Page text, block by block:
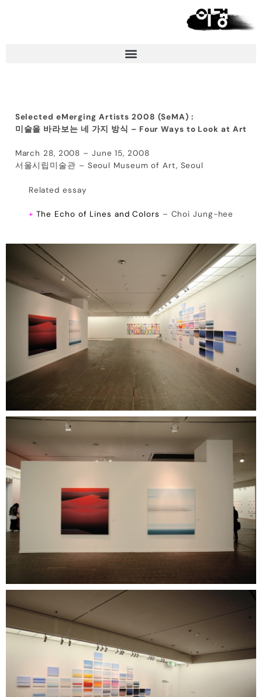
Selected eMerging Artists 2008 (SeMA) :
미술을 바라보는 네 가지 방식 – Four Ways to Look at Art
March 28, 2008 – June 15, 2008
서울시립미술관 – Seoul Museum of Art, Seoul
Related essay
+ The Echo of Lines and Colors – Choi Jung-hee